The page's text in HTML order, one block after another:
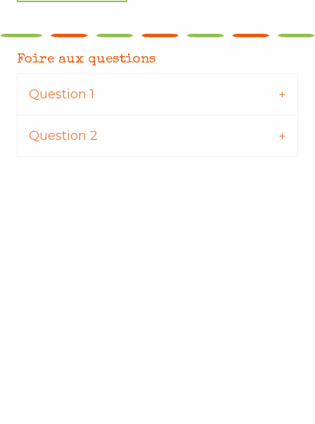
Foire aux questions
Question 1
Question 2